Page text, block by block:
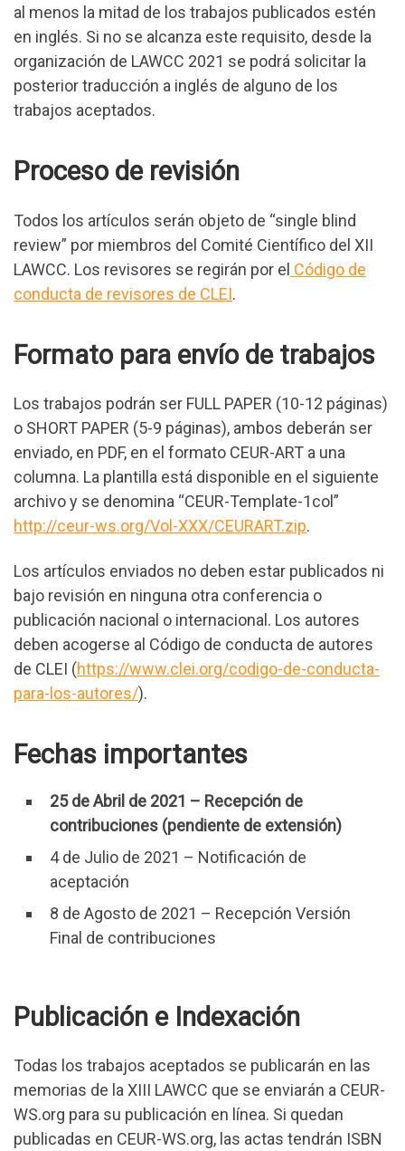
al menos la mitad de los trabajos publicados estén
en inglés. Si no se alcanza este requisito, desde la
organización de LAWCC 2021 se podrá solicitar la
posterior traducción a inglés de alguno de los
trabajos aceptados.
Proceso de revisión
Todos los artículos serán objeto de “single blind
review” por miembros del Comité Científico del XII
LAWCC. Los revisores se regirán por el Código de
conducta de revisores de CLEI.
Formato para envío de trabajos
Los trabajos podrán ser FULL PAPER (10-12 páginas)
o SHORT PAPER (5-9 páginas), ambos deberán ser
enviado, en PDF, en el formato CEUR-ART a una
columna. La plantilla está disponible en el siguiente
archivo y se denomina “CEUR-Template-1col”
http://ceur-ws.org/Vol-XXX/CEURART.zip.
Los artículos enviados no deben estar publicados ni
bajo revisión en ninguna otra conferencia o
publicación nacional o internacional. Los autores
deben acogerse al Código de conducta de autores
de CLEI (https://www.clei.org/codigo-de-conducta-
para-los-autores/).
Fechas importantes
25 de Abril de 2021 – Recepción de
contribuciones (pendiente de extensión)
4 de Julio de 2021 – Notificación de
aceptación
8 de Agosto de 2021 – Recepción Versión
Final de contribuciones
Publicación e Indexación
Todas los trabajos aceptados se publicarán en las
memorias de la XIII LAWCC que se enviarán a CEUR-
WS.org para su publicación en línea. Si quedan
publicadas en CEUR-WS.org, las actas tendrán ISBN